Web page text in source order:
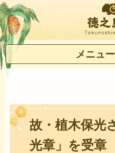
徳之
メニュ
故・植木保光
光章」を受章